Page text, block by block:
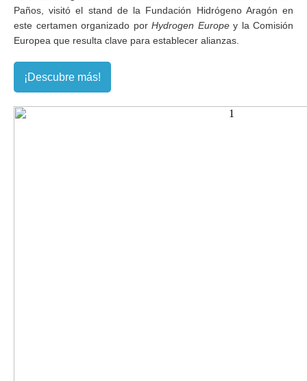
Paños, visitó el stand de la Fundación Hidrógeno Aragón en
este certamen organizado por Hydrogen Europey la Comisión
Europea que resulta clave para establecer alianzas.
¡Descubre más!